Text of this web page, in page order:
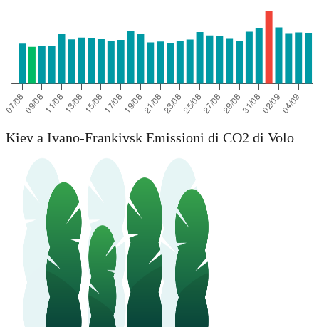
Kiev a Ivano-Frankivsk Emissioni di CO2 di Volo